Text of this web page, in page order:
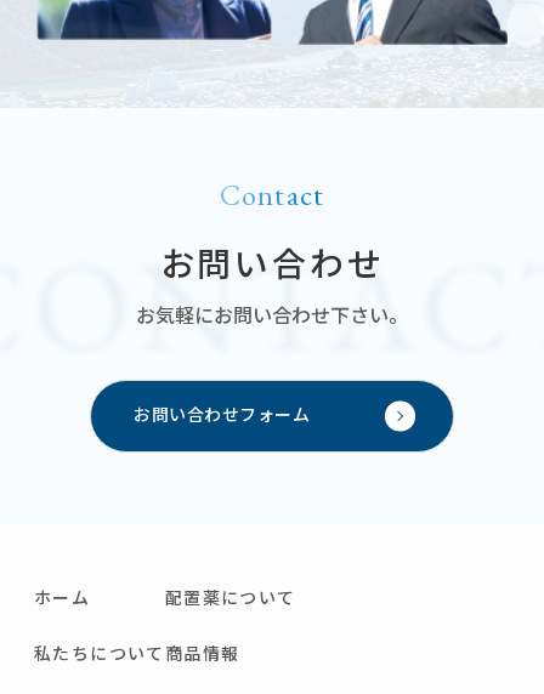
Contact
お問い合わせ
お気軽にお問い合わせ下さい。
お問い合わせフォーム
ホーム
私たちについて
配置薬について
商品情報